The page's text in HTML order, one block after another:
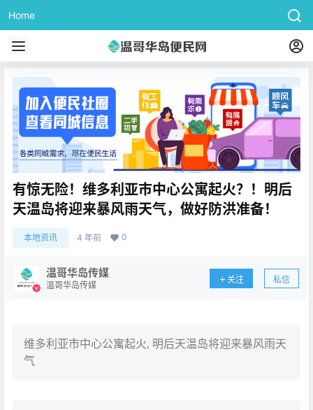
Home
有惊无险！维多利亚市中心公寓起火？！明后
天温岛将迎来暴风雨天气，做好防洪准备！
本地资讯 4 年前 0
温哥华岛传媒
温哥华岛传媒
关注 私信
维多利亚市中心公寓起火, 明后天温岛将迎来暴风雨天
气